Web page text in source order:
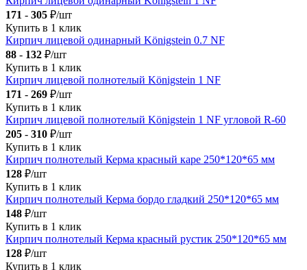
171 - 305 ₽/шт
Купить в 1 клик
Кирпич лицевой одинарный Königstein 0.7 NF
88 - 132 ₽/шт
Купить в 1 клик
Кирпич лицевой полнотелый Königstein 1 NF
171 - 269 ₽/шт
Купить в 1 клик
Кирпич лицевой полнотелый Königstein 1 NF угловой R-60
205 - 310 ₽/шт
Купить в 1 клик
Кирпич полнотелый Керма красный каре 250*120*65 мм
128 ₽/шт
Купить в 1 клик
Кирпич полнотелый Керма бордо гладкий 250*120*65 мм
148 ₽/шт
Купить в 1 клик
Кирпич полнотелый Керма красный рустик 250*120*65 мм
128 ₽/шт
Купить в 1 клик